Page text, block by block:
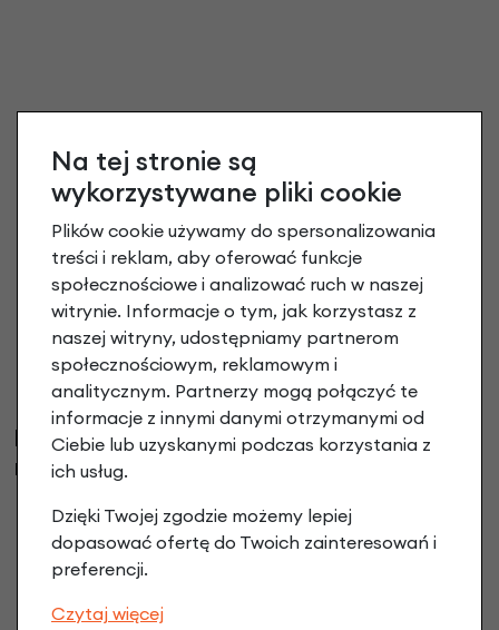
Klienci, którzy kupili ten produkt wybrali
również
Na tej stronie są
wykorzystywane pliki cookie
Plików cookie używamy do spersonalizowania
treści i reklam, aby oferować funkcje
społecznościowe i analizować ruch w naszej
witrynie. Informacje o tym, jak korzystasz z
naszej witryny, udostępniamy partnerom
społecznościowym, reklamowym i
analitycznym. Partnerzy mogą połączyć te
informacje z innymi danymi otrzymanymi od
Ciebie lub uzyskanymi podczas korzystania z
ich usług.
Dzięki Twojej zgodzie możemy lepiej
dopasować ofertę do Twoich zainteresowań i
preferencji.
Czytaj więcej